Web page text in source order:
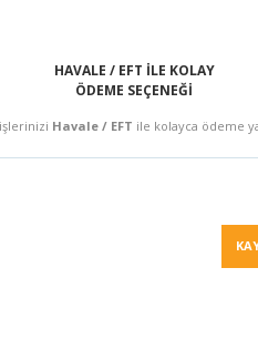
HAVALE / EFT İLE KOLAY
ÖDEME SEÇENEĞİ
Havale / EFT ile kolayca ödeme